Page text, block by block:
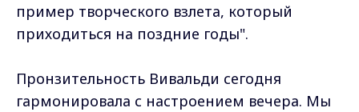
пример творческого взлета, который
приходиться на поздние годы".
Пронзительность Вивальди сегодня
гармонировала с настроением вечера. Мы